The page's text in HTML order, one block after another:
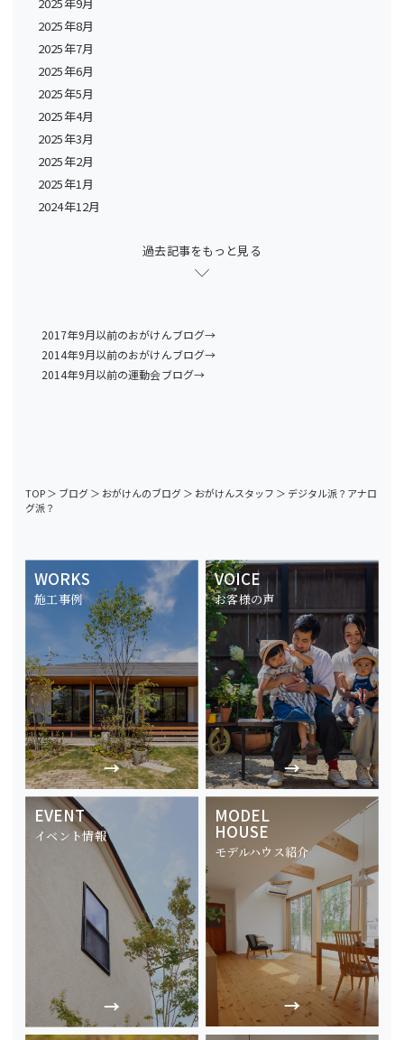
2025年8月
2025年7月
2025年6月
2025年5月
2025年4月
2025年3月
2025年2月
2025年1月
2024年12月
過去記事をもっと見る
2017年9月以前のおがけんブログ→
2014年9月以前のおがけんブログ→
2014年9月以前の運動会ブログ→
TOP＞ ブログ＞ おがけんのブログ＞ おがけんスタッフ ＞ デジタル派？アナロ
グ派？
WORKS
施工事例
VOICE
お客様の声
EVENT
イベント情報
MODEL
HOUSE
モデルハウス紹介